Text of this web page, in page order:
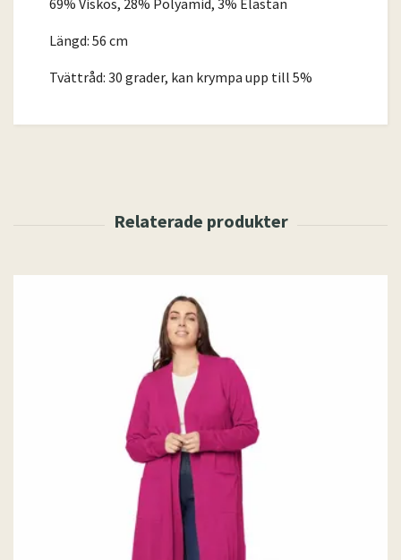
69% Viskos, 28% Polyamid, 3% Elastan
Längd: 56 cm
Tvättråd: 30 grader, kan krympa upp till 5%